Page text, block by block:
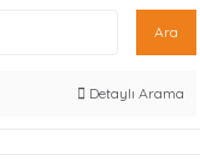
Ara
Detaylı Arama